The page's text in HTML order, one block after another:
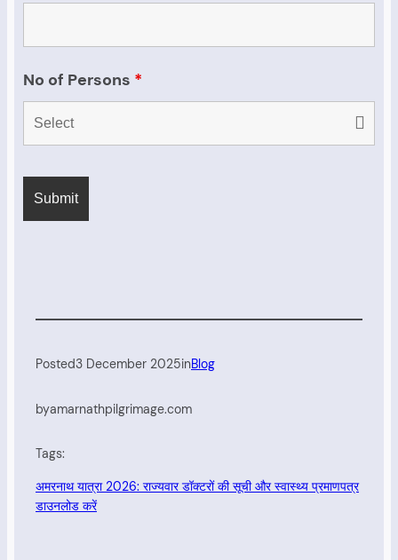
No of Persons *
Posted3 December 2025inBlog
byamarnathpilgrimage.com
Tags:
अमरनाथ यात्रा 2026: राज्यवार डॉक्टरों की सूची और स्वास्थ्य प्रमाणपत्र
डाउनलोड करें